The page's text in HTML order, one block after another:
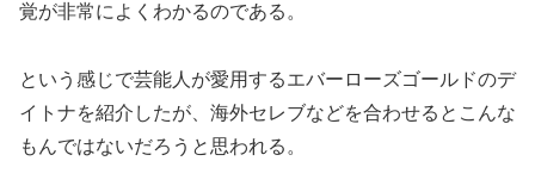
覚が非常によくわかるのである。
という感じで芸能人が愛用するエバーローズゴールドのデ
イトナを紹介したが、海外セレブなどを合わせるとこんな
もんではないだろうと思われる。